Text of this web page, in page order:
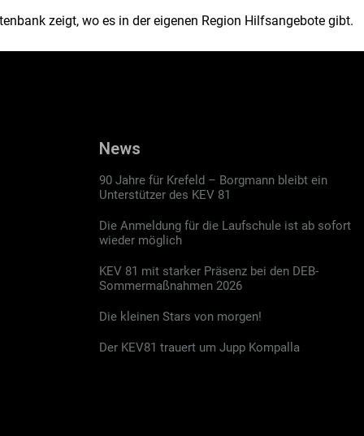
zeigt, wo es in der eigenen Region Hilfsangebote gibt.
News
90 Jahre für Krefeld – Borgmann bleibt ein
Unterstützer des KEV 81
Die Anmeldung für die Laufschule ist ab sofort
wieder möglich
KEV 81 mit starker Präsenz bei den DEB-
Sommermaßnahmen 2026
Die kleinen Stars von morgen!
Der KEV81 trauert um Jupp Kompalla